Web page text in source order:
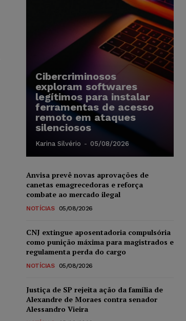
Cibercriminosos
exploram softwares
legítimos para instalar
ferramentas de acesso
remoto em ataques
silenciosos
Karina Silvério - 05/08/2026
Anvisa prevê novas aprovações de
canetas emagrecedoras e reforça
combate ao mercado ilegal
NOTÍCIAS 05/08/2026
CNJ extingue aposentadoria compulsória
como punição máxima para magistrados e
regulamenta perda do cargo
NOTÍCIAS 05/08/2026
Justiça de SP rejeita ação da família de
Alexandre de Moraes contra senador
Alessandro Vieira